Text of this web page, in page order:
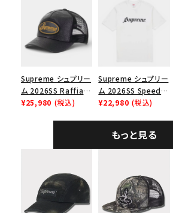
絞り込んで検索す
ノツイル キャンプキャ
ップ ブラック
Supreme シュプリー
ム 2026SS Raffia
Mesh Back 5-Panel
¥25,980 (税込)
Supreme シュプリー
ム 2026SS Speed
Tee スピードTシャツ
¥22,980 (税込)
もっと見る